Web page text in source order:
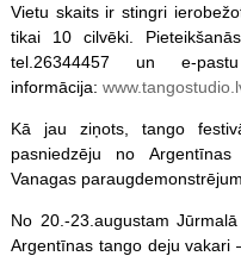
Vietu skaits ir stingri
tikai 10 cilvēki.
tel.26344457 un e-pastu
informācija:
Kā jau ziņots, tango
pasniedzēju no
Vanagas
No 20.-23.augustam
Argentīnas tango deju vakari